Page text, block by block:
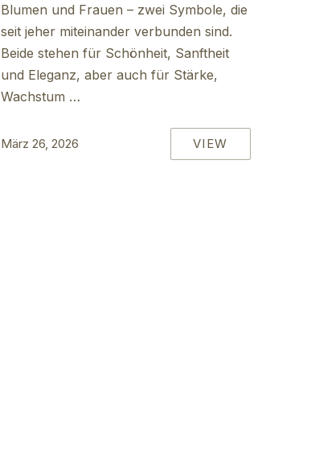
Blumen und Frauen – zwei Symbole, die
seit jeher miteinander verbunden sind.
Beide stehen für Schönheit, Sanftheit
und Eleganz, aber auch für Stärke,
Wachstum …
März 26, 2026 VIEW